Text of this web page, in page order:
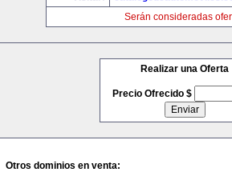
Serán consideradas
Realizar una Oferta
Precio Ofrecido $
Otros dominios en venta: